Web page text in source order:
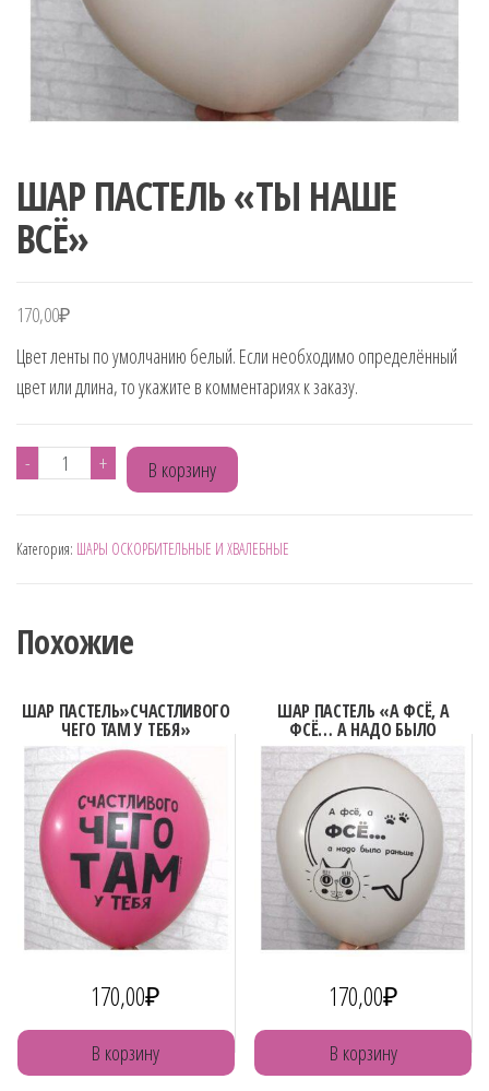
ШАР ПАСТЕЛЬ «ТЫ НАШЕ
ВСЁ»
170,00₽
Цвет ленты по умолчанию белый. Если необходимо определённый
цвет или длина, то укажите в комментариях к заказу.
-
Количество
ПАСТЕЛЬ
ВСЁ"
+ В корзину
Категория: ШАРЫ ОСКОРБИТЕЛЬНЫЕ И ХВАЛЕБНЫЕ
Похожие
ШАР ПАСТЕЛЬ»СЧАСТЛИВОГО
ЧЕГО ТАМ У ТЕБЯ»
170,00₽
В корзину
ШАР ПАСТЕЛЬ «А ФСЁ, А
ФСЁ… А НАДО БЫЛО
РАНЬШЕ»
170,00₽
В корзину